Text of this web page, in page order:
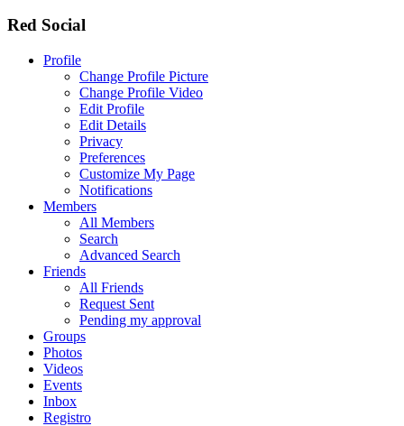
Red Social
Profile
Change Profile Picture
Change Profile Video
Edit Profile
Edit Details
Privacy
Preferences
Customize My Page
Notifications
Members
All Members
Search
Advanced Search
Friends
All Friends
Request Sent
Pending my approval
Groups
Photos
Videos
Events
Inbox
Registro